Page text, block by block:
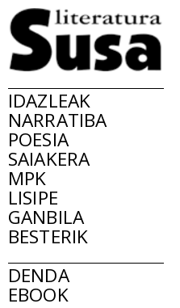
IDAZLEAK
NARRATIBA
POESIA
SAIAKERA
MPK
LISIPE
GANBILA
BESTERIK
DENDA
EBOOK